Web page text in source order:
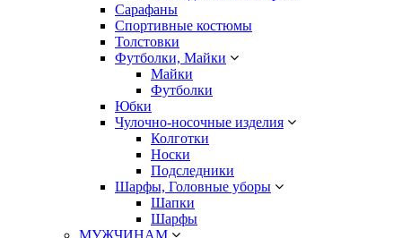
Сарафаны
Спортивные костюмы
Толстовки
Футболки, Майки
Майки
Футболки
Юбки
Чулочно-носочные изделия
Колготки
Носки
Подследники
Шарфы, Головные уборы
Шапки
Шарфы
МУЖЧИНАМ